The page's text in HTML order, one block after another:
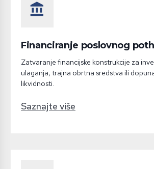
account_balance
Financiranje poslovnog
Zatvaranje financijske konstrukcije za
ulaganja, trajna obrtna sredstva ili
likvidnosti.
Saznajte više